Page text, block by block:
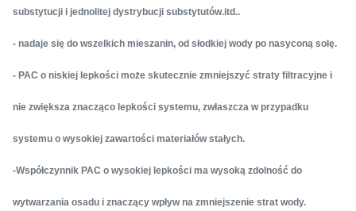
substytucji i jednolitej dystrybucji substytutów.itd..
- nadaje się do wszelkich mieszanin, od słodkiej wody po nasyconą solę.
- PAC o niskiej lepkości może skutecznie zmniejszyć straty filtracyjne i
nie zwiększa znacząco lepkości systemu, zwłaszcza w przypadku
systemu o wysokiej zawartości materiałów stałych.
-Współczynnik PAC o wysokiej lepkości ma wysoką zdolność do
wytwarzania osadu i znaczący wpływ na zmniejszenie strat wody.